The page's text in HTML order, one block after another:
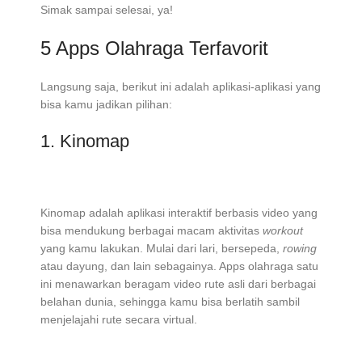
Simak sampai selesai, ya!
5 Apps Olahraga Terfavorit
Langsung saja, berikut ini adalah aplikasi-aplikasi yang
bisa kamu jadikan pilihan:
1. Kinomap
Kinomap adalah aplikasi interaktif berbasis video yang
bisa mendukung berbagai macam aktivitas workout
yang kamu lakukan. Mulai dari lari, bersepeda, rowing
atau dayung, dan lain sebagainya. Apps olahraga satu
ini menawarkan beragam video rute asli dari berbagai
belahan dunia, sehingga kamu bisa berlatih sambil
menjelajahi rute secara virtual.